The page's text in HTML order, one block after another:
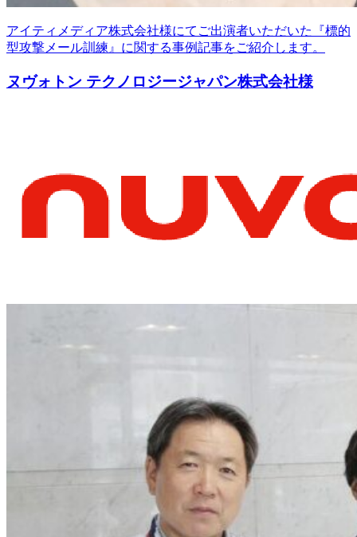
アイティメディア株式会社様にてご出演者いただいた『標的
型攻撃メール訓練』に関する事例記事をご紹介します。
ヌヴォトン テクノロジージャパン株式会社様